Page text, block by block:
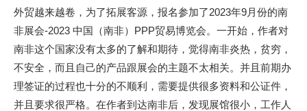
外贸越来越卷，为了拓展客源，报名参加了2023年9月份的南
非展会-2023 中国（南非）PPP贸易博览会。一开始，作者对
南非这个国家没有太多的了解和期待，觉得南非炎热，贫穷，
不安全，而且自己的产品跟展会的主题不太相关。并且前期办
理签证的过程也十分的不顺利，需要提供很多资料和公证件，
并且要求很严格。在作者到达南非后，发现展馆很小，工作人